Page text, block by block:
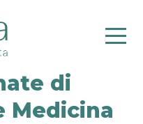
di
Medicina